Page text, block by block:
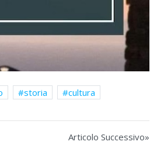
storia cultura
Articolo Successivo»